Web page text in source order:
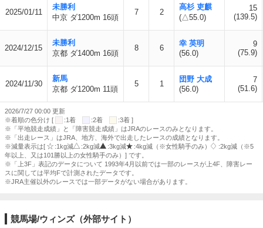
2025/01/11
未勝利
中京 ダ1200m 16頭
7 2
高杉 吏麒
(△55.0)
15
(139.5)
2024/12/15
未勝利
京都 ダ1400m 16頭
8 6
幸 英明
(56.0)
9
(75.9)
2024/11/30
新馬
京都 ダ1200m 11頭
5 1
団野 大成
(56.0)
7
(51.6)
2026/7/27 00:00 更新
※着順の色分け [
:1着 :2着
:3着 ]
※「平地競走成績」と「障害競走成績」はJRAのレースのみとなります。
※「出走レース」はJRA、地方、海外で出走したレースの成績となります。
※減量表示は[
:1kg減 :2kg減 :3kg減 :4kg減（※女性騎手のみ）
:2kg減（※5
年以上、又は101勝以上の女性騎手のみ）] です。
※「上3F」表記のデータについて 1993年4月以前では一部のレースが上4F、障害レー
スに関しては平均Fで計測されたデータです。
※JRA主催以外のレースでは一部データがない場合があります。
競馬場/ウィンズ（外部サイト）